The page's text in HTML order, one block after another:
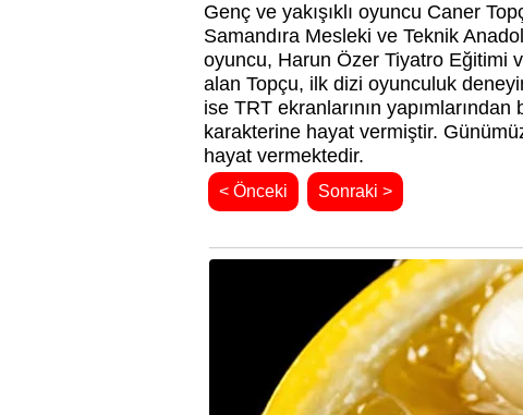
Genç ve yakışıklı oyuncu Caner
Samandıra Mesleki ve Teknik
oyuncu, Harun Özer Tiyatro Eğitimi
alan Topçu, ilk dizi oyunculuk
ise TRT ekranlarının
karakterine hayat vermiştir.
hayat vermektedir.
< Önceki Sonraki >